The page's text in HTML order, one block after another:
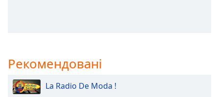
Fullscreen
ThisРекомендовані
La Radio De Moda !